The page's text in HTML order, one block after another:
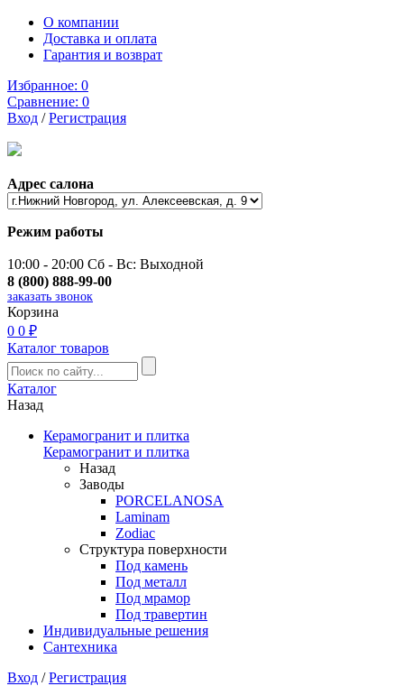
О компании
Доставка и оплата
Гарантия и возврат
Избранное: 0
Сравнение: 0
Вход /Регистрация
Адрес салона
Режим работы
10:00 - 20:00 Сб - Вс: Выходной
8 (800) 888-99-00
заказать звонок
Корзина
0 0 ₽
Каталог товаров
Каталог
Назад
Керамогранит и плитка
Керамогранит и плитка
Назад
Заводы
PORCELANOSA
Laminam
Zodiac
Структура поверхности
Под камень
Под металл
Под мрамор
Под травертин
Индивидуальные решения
Сантехника
Вход /Регистрация